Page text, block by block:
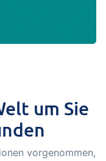
um Sie
vorgenommen,